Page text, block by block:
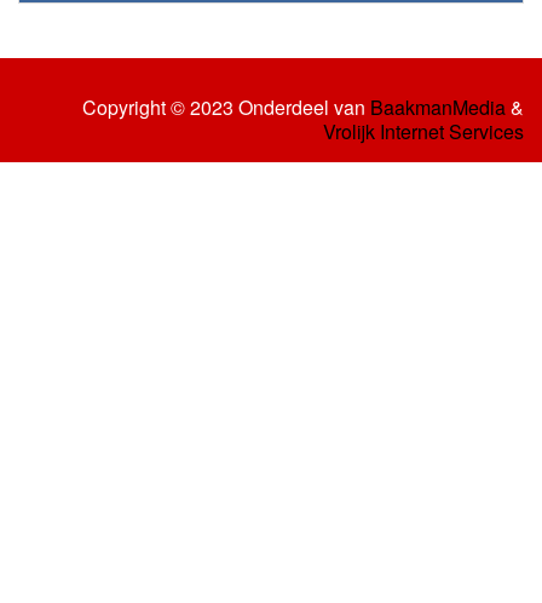
Copyright © 2023 Onderdeel van BaakmanMedia&
Vrolijk Internet Services